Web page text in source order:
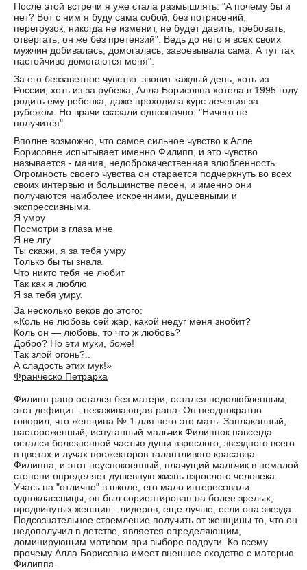
После этой встречи я уже стала размышлять: "А почему бы и
нет? Вот с ним я буду сама собой, без потрясений,
перегрузок, никогда не изменит, не будет давить, требовать,
отвергать, он же без претензий". Ведь до него я всех своих
мужчин добивалась, домогалась, завоевывала сама. А тут так
настойчиво домогаются меня".
За его беззаветное чувство: звонит каждый день, хоть из
России, хоть из-за рубежа, Алла Борисовна хотела в 1995 году
родить ему ребенка, даже проходила курс лечения за
рубежом. Но врачи сказали однозначно: "Ничего не
получится".
Вполне возможно, что самое сильное чувство к Алле
Борисовне испытывает именно Филипп, и это чувство
называется - мания, недоброкачественная влюбленность.
Огромность своего чувства он старается подчеркнуть во всех
своих интервью и большинстве песен, и именно они
получаются наиболее искренними, душевными и
экспрессивными.
Я умру
Посмотри в глаза мне
Я не лгу
Ты скажи, я за тебя умру
Только бы ты знала
Что никто тебя не любит
Так как я люблю
Я за тебя умру.
За несколько веков до этого:
«Коль не любовь сей жар, какой недуг меня знобит?
Коль он — любовь, то что ж любовь?
Добро? Но эти муки, боже!
Так злой огонь?..
А сладость этих мук!»
Франческо Петрарка
Филипп рано остался без матери, остался недолюбленным,
этот дефицит - незаживающая рана. Он неоднократно
говорил, что женщина № 1 для него это мать. Заплаканный,
настороженный, испуганный мальчик Филиппок навсегда
остался болезненной частью души взрослого, звездного всего
в цветах и лучах прожекторов талантливого красавца
Филиппа, и этот неуспокоенный, плачущий мальчик в немалой
степени определяет душевную жизнь взрослого человека.
Учась на "отлично" в школе, его мало интересовали
одноклассницы, он был сориентирован на более зрелых,
продвинутых женщин - лидеров, еще лучше, если она звезда.
Подсознательное стремление получить от женщины то, что он
недополучил в детстве, является определяющим,
доминирующим мотивом при выборе подруги. Ко всему
прочему Алла Борисовна имеет внешнее сходство с матерью
Филиппа.